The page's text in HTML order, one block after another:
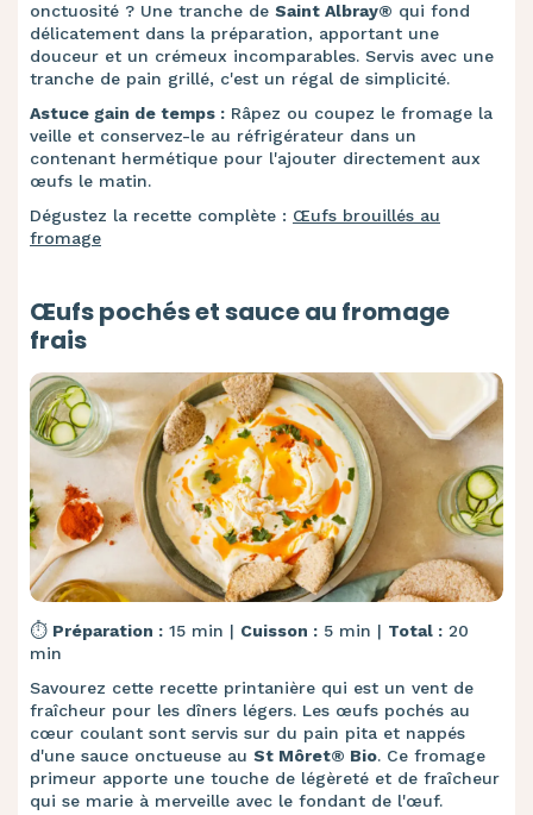
onctuosité ? Une tranche de Saint Albray® qui fond
délicatement dans la préparation, apportant une
douceur et un crémeux incomparables. Servis avec une
tranche de pain grillé, c'est un régal de simplicité.
Astuce gain de temps : Râpez ou coupez le fromage la
veille et conservez-le au réfrigérateur dans un
contenant hermétique pour l'ajouter directement aux
œufs le matin.
Dégustez la recette complète : Œufs brouillés au
fromage
Œufs pochés et sauce au fromage
frais
⏱️ Préparation : 15 min | Cuisson : 5 min | Total : 20
min
Savourez cette recette printanière qui est un vent de
fraîcheur pour les dîners légers. Les œufs pochés au
cœur coulant sont servis sur du pain pita et nappés
d'une sauce onctueuse au St Môret® Bio. Ce fromage
primeur apporte une touche de légèreté et de fraîcheur
qui se marie à merveille avec le fondant de l'œuf.